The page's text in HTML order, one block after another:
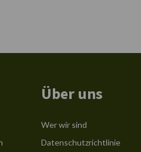
Über uns
Wer wir sind
Datenschutzrichtlinie